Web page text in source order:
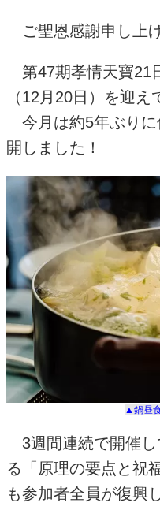
ご聖恩感謝申し上
第47期孝情天寶21
（12 月 20日）を迎え
今月は約5年ぶり
開しました！
▲鍋昼
3週間連続で開催し
る「原理の要点と祝
も参加者全員が復興